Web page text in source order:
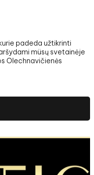
padeda užtikrinti
müsų svetainėje
Olechnavičienės